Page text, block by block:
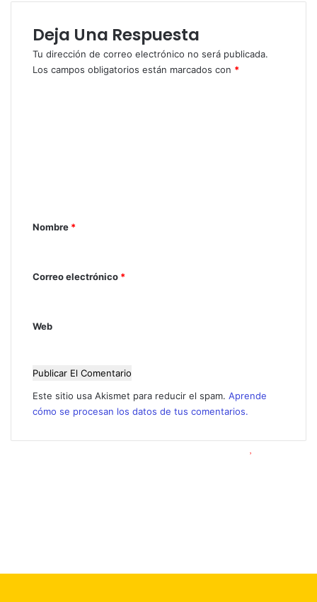
Deja Una Respuesta
Tu dirección de correo electrónico no será publicada.
Los campos obligatorios están marcados con *
a
Nombre *
Correo electrónico *
Web
Este sitio usa Akismet para reducir el spam. Aprende
cómo se procesan los datos de tus comentarios.